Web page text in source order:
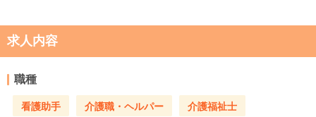
求人内容
職種
看護助手 介護職・ヘルパー 介護福祉士